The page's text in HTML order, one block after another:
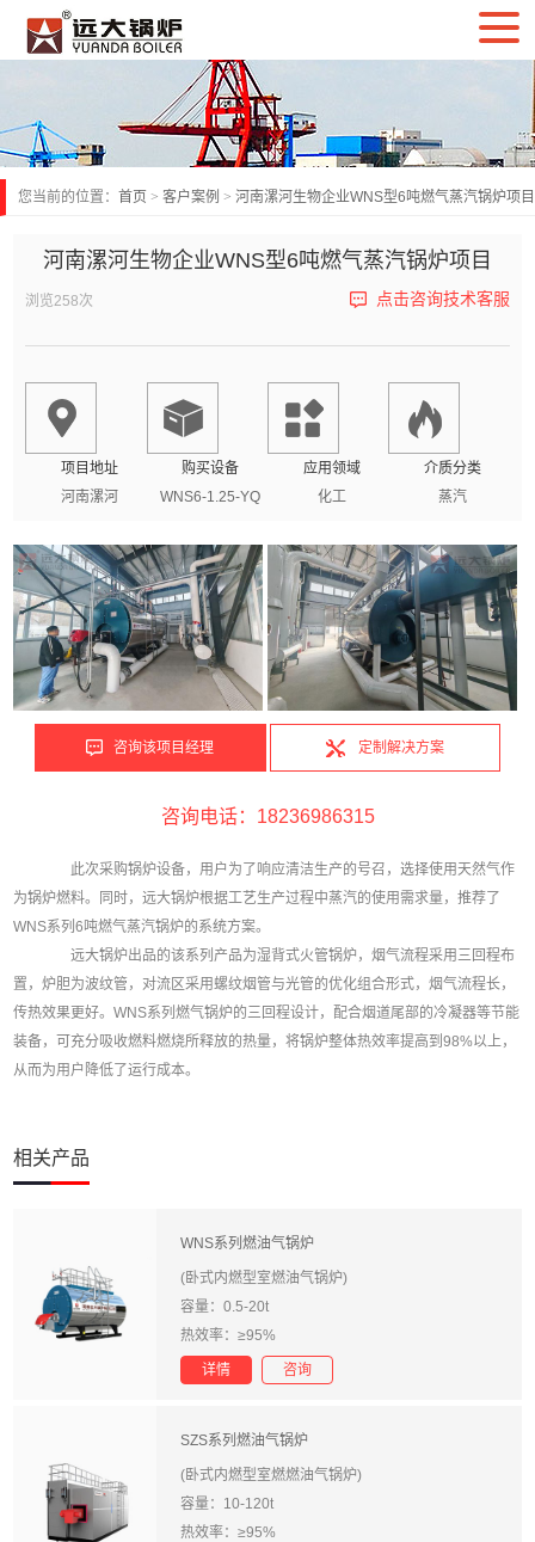
您当前的位置： 首页 > 客户案例 > 河南漯河生物企业WNS型6吨燃气蒸汽锅炉项目
河南漯河生物企业WNS型6吨燃气蒸汽锅炉项目
点击咨询技术客服
浏览258次
项目地址
河南漯河
购买设备
WNS6-1.25-YQ
应用领域
化工
介质分类
蒸汽
咨询该项目经理 定制解决方案
咨询电话：18236986315
此次采购锅炉设备，用户为了响应清洁生产的号召，选择使用天然气作
为锅炉燃料。同时，远大锅炉根据工艺生产过程中蒸汽的使用需求量，推荐了
WNS系列6吨燃气蒸汽锅炉的系统方案。
远大锅炉出品的该系列产品为湿背式火管锅炉，烟气流程采用三回程布
置，炉胆为波纹管，对流区采用螺纹烟管与光管的优化组合形式，烟气流程长，
传热效果更好。WNS系列燃气锅炉的三回程设计，配合烟道尾部的冷凝器等节能
装备，可充分吸收燃料燃烧所释放的热量，将锅炉整体热效率提高到98%以上，
从而为用户降低了运行成本。
相关产品
WNS系列燃油气锅炉
(卧式内燃型室燃油气锅炉)
容量：0.5-20t
热效率：≥95%
详情 咨询
SZS系列燃油气锅炉
(卧式内燃型室燃燃油气锅炉)
容量：10-120t
热效率：≥95%